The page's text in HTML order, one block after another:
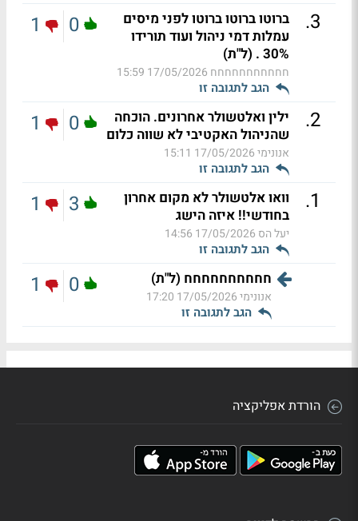
3
.
ברוטו ברוטו ברוטו לפני מיסים
עמלות דמי ניהול ועוד תורידו
30% . (ל"ת)
חחחחחחחחחחח 17/05/2026 15:59
הגב לתגובה זו
0
1
2
.
ילין ואלטשולר אחרונים. הוכחה
שהניהול האקטיבי לא שווה כלום
אנונימי17/05/2026 15:11
הגב לתגובה זו
0
1
1
.
וואו אלטשולר לא מקום אחרון
בחודשי!! איזה הישג
יעל הס 17/05/2026 14:56
הגב לתגובה זו
3
1
חחחחחחחחחח (ל"ת)
אנונימי17/05/2026 17:20
הגב לתגובה זו
0
1
הורדת אפליקציה